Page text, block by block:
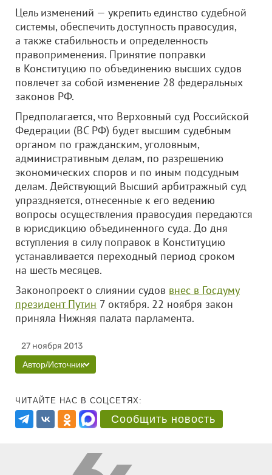
Цель изменений — укрепить единство судебной
системы, обеспечить доступность правосудия,
а также стабильность и определенность
правоприменения. Принятие поправки
в Конституцию по объединению высших судов
повлечет за собой изменение 28 федеральных
законов РФ.
Предполагается, что Верховный суд Российской
Федерации (ВС РФ) будет высшим судебным
органом по гражданским, уголовным,
административным делам, по разрешению
экономических споров и по иным подсудным
делам. Действующий Высший арбитражный суд
упраздняется, отнесенные к его ведению
вопросы осуществления правосудия передаются
в юрисдикцию объединенного суда. До дня
вступления в силу поправок в Конституцию
устанавливается переходный период сроком
на шесть месяцев.
Законопроект о слиянии судов внес в Госдуму
президент Путин 7 октября. 22 ноября закон
приняла Нижняя палата парламента.
27 ноября 2013
Автор/Источник
ЧИТАЙТЕ НАС В СОЦСЕТЯХ:
Сообщить новость